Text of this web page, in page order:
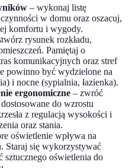
– wykonaj listę
w domu oraz oszacuj,
komfortu i wygody.
rysunek rozkładu,
Pamiętaj o
komunikacyjnych oraz stref
powinno być wydzielone na
i nocne (sypialnia, łazienka).
ergonomiczne – zwróć
do wzrostu
z regulacją wysokości i
oraz stania.
oświetlenie wpływa na
Staraj się wykorzystywać
sztucznego oświetlenia do